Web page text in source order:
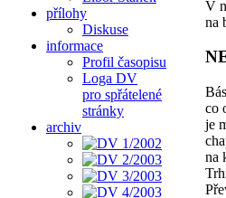
přílohy
Diskuse
informace
Profil časopisu
Loga DV
pro spřátelené
stránky
archiv
V
na
co
je
na